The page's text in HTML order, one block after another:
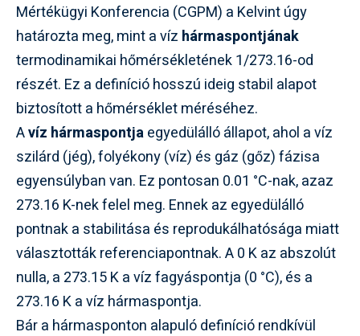
Mértékügyi Konferencia (CGPM) a Kelvint úgy
határozta meg, mint a víz hármaspontjának
termodinamikai hőmérsékletének 1/273.16-od
részét. Ez a definíció hosszú ideig stabil alapot
biztosított a hőmérséklet méréséhez.
Avíz hármaspontjaegyedülálló állapot, ahol a víz
szilárd (jég), folyékony (víz) és gáz (gőz) fázisa
egyensúlyban van. Ez pontosan 0.01 °C-nak, azaz
273.16 K-nek felel meg. Ennek az egyedülálló
pontnak a stabilitása és reprodukálhatósága miatt
választották referenciapontnak. A 0 K az abszolút
nulla, a 273.15 K a víz fagyáspontja (0 °C), és a
273.16 K a víz hármaspontja.
Bár a hármasponton alapuló definíció rendkívül